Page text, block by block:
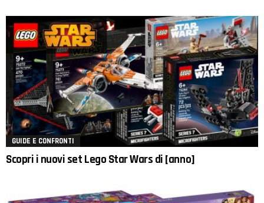
GUIDE E CONFRONTI
Scopri i nuovi set Lego Star Wars di [anno]